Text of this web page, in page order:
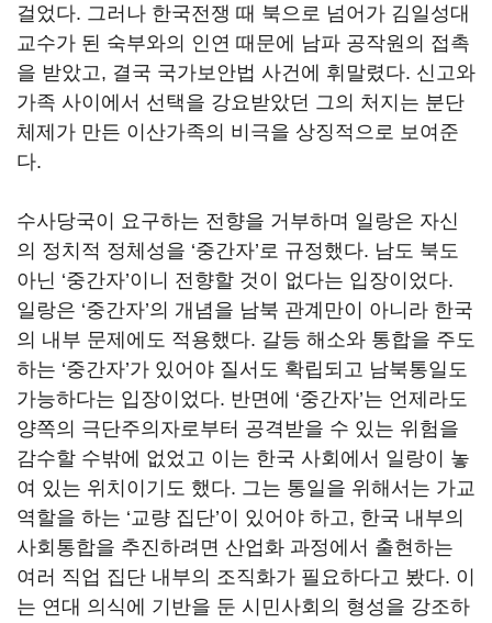
걸었다. 그러나 한국전쟁 때 북으로 넘어가 김일성대
교수가 된 숙부와의 인연 때문에 남파 공작원의 접촉
을 받았고, 결국 국가보안법 사건에 휘말렸다. 신고와
가족 사이에서 선택을 강요받았던 그의 처지는 분단
체제가 만든 이산가족의 비극을 상징적으로 보여준
다.
수사당국이 요구하는 전향을 거부하며 일랑은 자신
의 정치적 정체성을 ‘중간자’로 규정했다. 남도 북도
아닌 ‘중간자’이니 전향할 것이 없다는 입장이었다.
일랑은 ‘중간자’의 개념을 남북 관계만이 아니라 한국
의 내부 문제에도 적용했다. 갈등 해소와 통합을 주도
하는 ‘중간자’가 있어야 질서도 확립되고 남북통일도
가능하다는 입장이었다. 반면에 ‘중간자’는 언제라도
양쪽의 극단주의자로부터 공격받을 수 있는 위험을
감수할 수밖에 없었고 이는 한국 사회에서 일랑이 놓
여 있는 위치이기도 했다. 그는 통일을 위해서는 가교
역할을 하는 ‘교량 집단’이 있어야 하고, 한국 내부의
사회통합을 추진하려면 산업화 과정에서 출현하는
여러 직업 집단 내부의 조직화가 필요하다고 봤다. 이
는 연대 의식에 기반을 둔 시민사회의 형성을 강조하